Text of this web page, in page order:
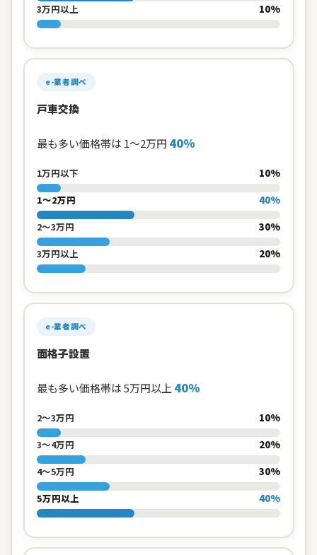
3万円以上 10%
e-業者調べ
戸車交換
最も多い価格帯は 1〜2万円 40%
1万円以下 10%
1〜2万円 40%
2〜3万円 30%
3万円以上 20%
e-業者調べ
面格子設置
最も多い価格帯は 5万円以上 40%
2〜3万円 10%
3〜4万円 20%
4〜5万円 30%
5万円以上 40%